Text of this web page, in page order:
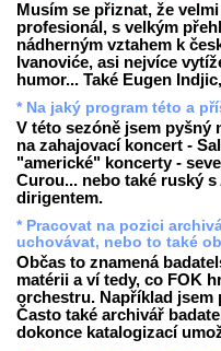
Musím se přiznat, že
profesionál, s velkým
nádherným vztahem k
Ivanoviće, asi nejvíce
humor... Také Eugen
* Na jaký program této a
V této sezóně jsem pyšný
na zahajovací koncert -
"americké" koncerty -
Curou... nebo také ruský
dirigentem.
* Pracovat na pozici
uchovávat, nebo to také
Občas to znamená
matérii a ví tedy, co FOK
orchestru. Například
Často také archivář
dokonce katalogizací